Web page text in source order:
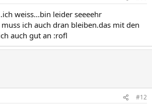
weiss...bin leider seeeehr
ich auch dran bleiben.das mit den
auch gut an :rofl
#12